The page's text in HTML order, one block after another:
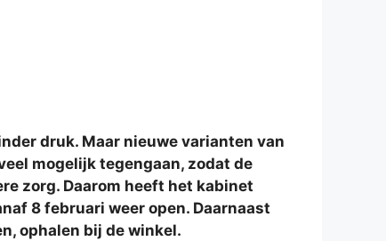
druk. Maar nieuwe varianten van
mogelijk tegengaan, zodat de
zorg. Daarom heeft het kabinet
8 februari weer open. Daarnaast
ophalen bij de winkel.